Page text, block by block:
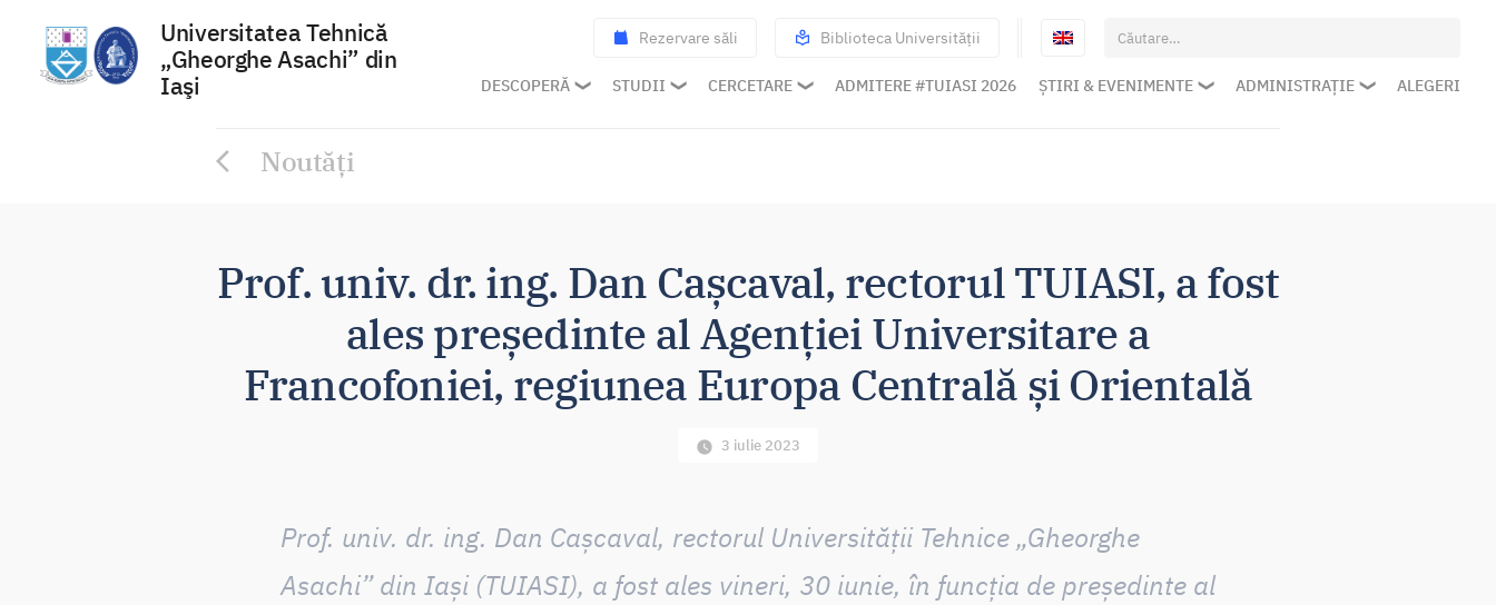
Universitatea Tehnică
„Gheorghe Asachi” din
Iaşi
Rezervare săli Biblioteca Universității
Caută
după:
DESCOPERĂ STUDII CERCETARE ADMITERE #TUIASI 2026 ȘTIRI & EVENIMENTE ADMINISTRAȚIE ALEGERI
Noutăți
Prof. univ. dr. ing. Dan Cașcaval, rectorul TUIASI, a fost
ales președinte al Agenției Universitare a
Francofoniei, regiunea Europa Centrală și Orientală
3 iulie 2023
Prof. univ. dr. ing. Dan Cașcaval, rectorul Universității Tehnice „Gheorghe
Asachi” din Iași (TUIASI), a fost ales vineri, 30 iunie, în funcția de președinte al